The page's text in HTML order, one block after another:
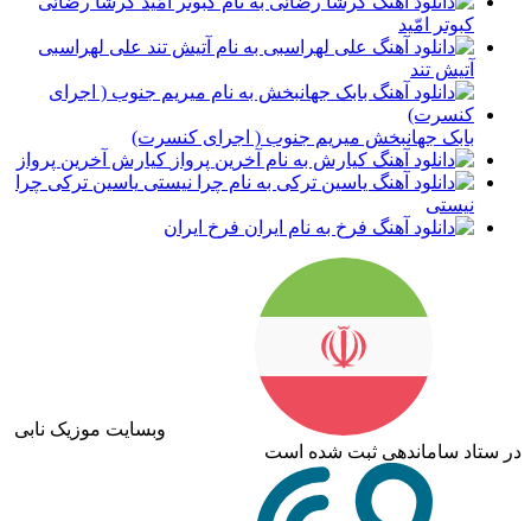
کبوتر امّید
علی لهراسبی
آتیش تند
بابک جهانبخش میریم جنوب ( اجرای کنسرت)
کیارش آخرین پرواز
یاسین ترکی چرا
نیستی
فرخ ایران
وبسایت موزیک نابی
در ستاد ساماندهی ثبت شده است